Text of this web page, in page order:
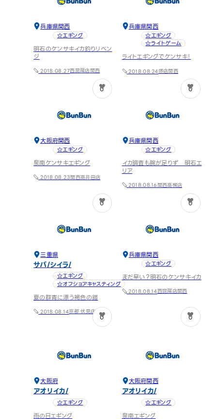
兵庫県関西
☆エギング
明石のケンサキイカ釣りリベン
ジ
2018.08.27西昆陽店関西
0
兵庫県関西
☆エギング
☆ライトゲーム
ライトエギングでケンサキ！
2018.08.24堺店関西
0
大阪府関西
☆エギング
泉南ケンサキエギング
2018.08.23関西高井田店
0
兵庫県関西
☆エギング
イカ調査も腕が足りず 明石エ
リア
2018.08.16関西高槻店
0
三重県
サバ シイラ
☆エギング
☆オフショアキャスティング
夏の群青に漂う褐色の鎧
2018.08.14京都 伏見店関西
0
兵庫県関西
☆エギング
まだ早い？明石のケンサキイカ
2018.08.14西昆陽店関西
0
大阪府
アオリイカ
☆エギング
雨の日エギング
大阪府関西
アオリイカ
☆エギング
泉南エギング